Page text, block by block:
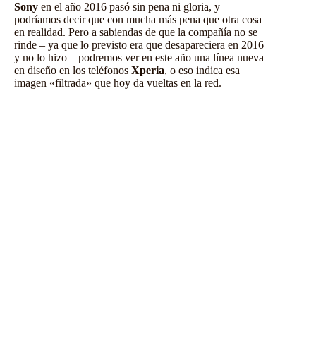
Sony en el año 2016 pasó sin pena ni gloria, y
podríamos decir que con mucha más pena que otra cosa
en realidad. Pero a sabiendas de que la compañía no se
rinde – ya que lo previsto era que desapareciera en 2016
y no lo hizo – podremos ver en este año una línea nueva
en diseño en los teléfonos Xperia, o eso indica esa
imagen «filtrada» que hoy da vueltas en la red.